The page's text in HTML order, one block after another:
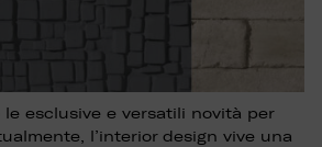
le esclusive e versatili novità per
l’interior design vive una